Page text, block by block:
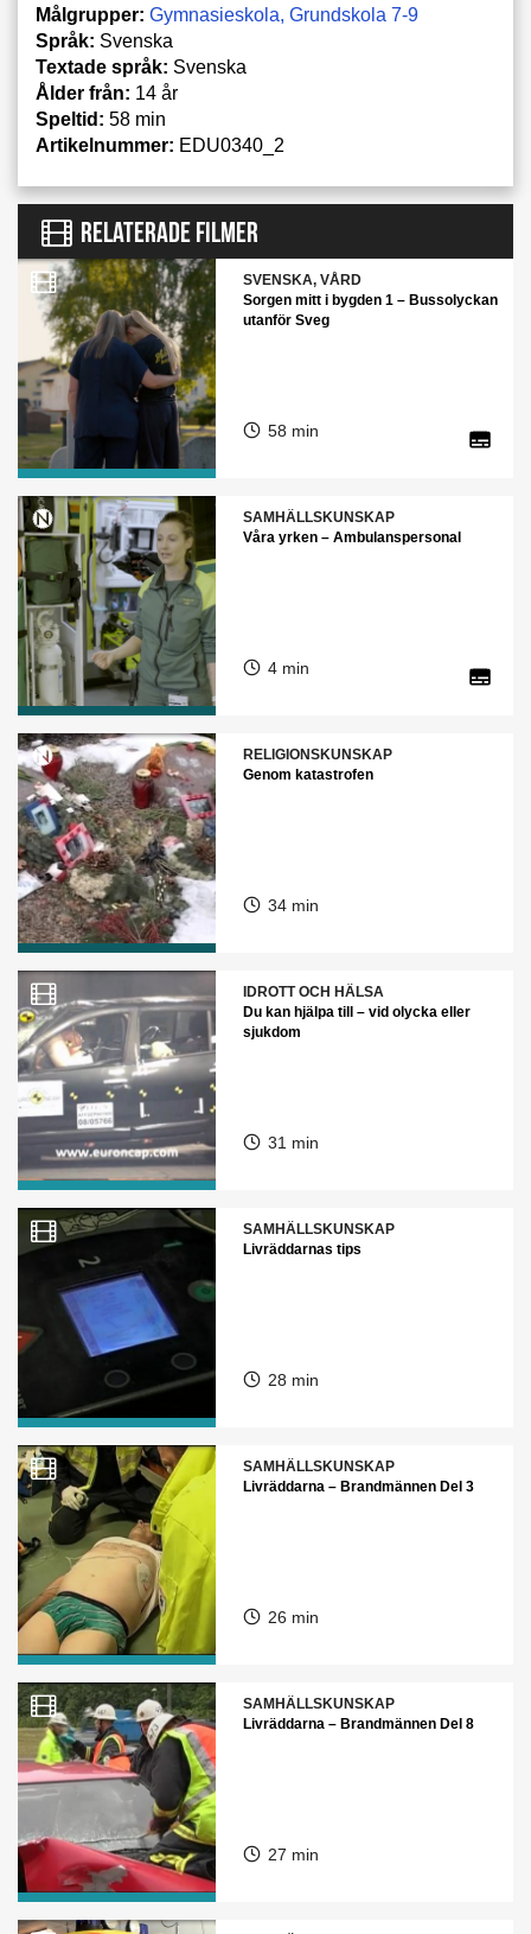
Målgrupper: Gymnasieskola Grundskola 7-9
Språk: Svenska
Textade språk: Svenska
Ålder från: 14 år
Speltid: 58 min
Artikelnummer: EDU0340_2
RELATERADE FILMER
SVENSKA, VÅRD
Sorgen mitt i bygden 1 – Bussolyckan
utanför Sveg
58 min
SAMHÄLLSKUNSKAP
Våra yrken – Ambulanspersonal
4 min
RELIGIONSKUNSKAP
Genom katastrofen
34 min
IDROTT OCH HÄLSA
Du kan hjälpa till – vid olycka eller
sjukdom
31 min
SAMHÄLLSKUNSKAP
Livräddarnas tips
28 min
SAMHÄLLSKUNSKAP
Livräddarna – Brandmännen Del 3
26 min
SAMHÄLLSKUNSKAP
Livräddarna – Brandmännen Del 8
27 min